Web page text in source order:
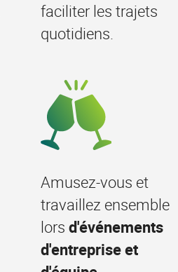
faciliter les trajets
quotidiens.
Amusez-vous et
travaillez ensemble
lors d'événements
d'entreprise et